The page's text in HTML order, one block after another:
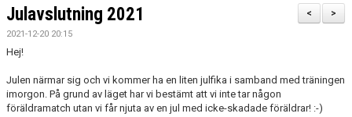
BILDGALLERI
NYHETSARKIV
>
<
Julavslutning 2021
2021-12-20 20:15
Hej!
Julen närmar sig och vi kommer ha en liten julfika i samband med träningen
imorgon. På grund av läget har vi bestämt att vi inte tar någon
föräldramatch utan vi får njuta av en jul med icke-skadade föräldrar! :-)